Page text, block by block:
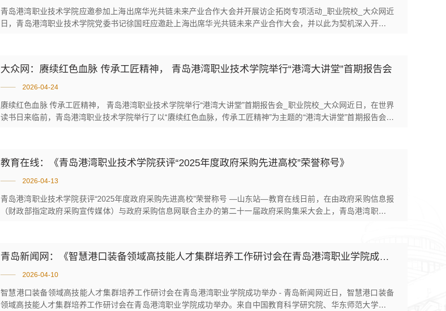
青岛港湾职业技术学院应邀参加上海出席华光共链未来产业合作大会并开展访企拓岗专项活动_职业院校_大众网近
日，青岛港湾职业技术学院党委书记徐国旺应邀赴上海出席华光共链未来产业合作大会，并以此为契机深入开展访
大众网：赓续红色血脉 传承工匠精神， 青岛港湾职业技术学院举行“港湾大讲堂”首期报告会
2026-04-24
赓续红色血脉 传承工匠精神， 青岛港湾职业技术学院举行“港湾大讲堂”首期报告会_职业院校_大众网近日，在世界
读书日来临前，青岛港湾职业技术学院举行了以“赓续红色血脉，传承工匠精神”为主题的“港湾大讲堂”首期报告会，
教育在线：《青岛港湾职业技术学院获评“2025年度政府采购先进高校”荣誉称号》
2026-04-13
青岛港湾职业技术学院获评“2025年度政府采购先进高校”荣誉称号 —山东站—教育在线日前，在由政府采购信息报
（财政部指定政府采购宣传媒体）与政府采购信息网联合主办的第二十一届政府采购集采大会上，青岛港湾职业技
青岛新闻网：《智慧港口装备领域高技能人才集群培养工作研讨会在青岛港湾职业学院成功举办》
2026-04-10
智慧港口装备领域高技能人才集群培养工作研讨会在青岛港湾职业学院成功举办 - 青岛新闻网近日，智慧港口装备
领域高技能人才集群培养工作研讨会在青岛港湾职业学院成功举办。来自中国教育科学研究院、华东师范大学、高